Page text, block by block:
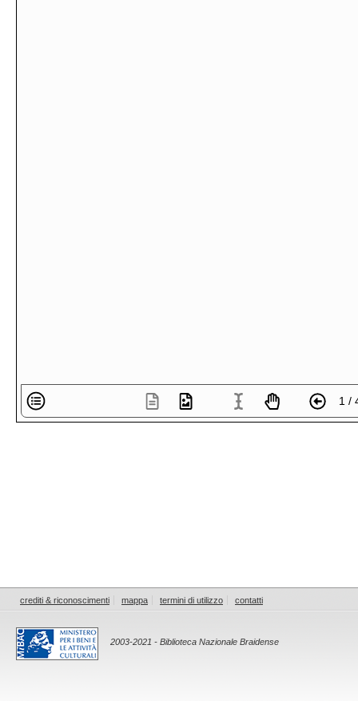
1 /
crediti & riconoscimenti mappa termini di utilizzo contatti
2003-2021 - Biblioteca Nazionale Braidense